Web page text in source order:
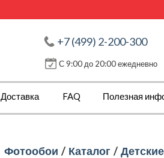
+7 (499) 2-200-300
С 9:00 до 20:00 ежедневно
Доставка FAQ Полезная
Фотообои / Каталог / Детские